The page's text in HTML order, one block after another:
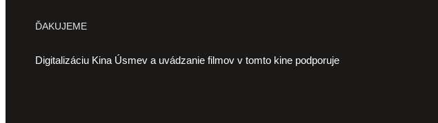
ĎAKUJEME
Digitalizáciu Kina Úsmev a uvádzanie filmov v tomto kine podporuje